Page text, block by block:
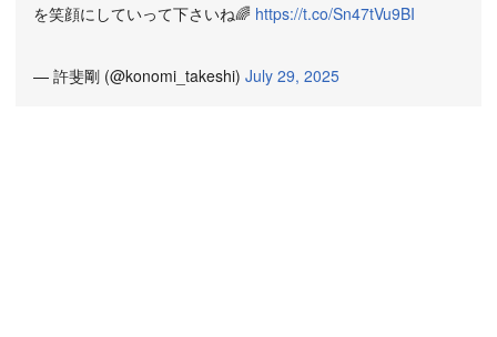
を笑顔にしていって下さいね🌈 https://t.co/Sn47tVu9BI
— 許斐剛 (@konomi_takeshi) July 29, 2025